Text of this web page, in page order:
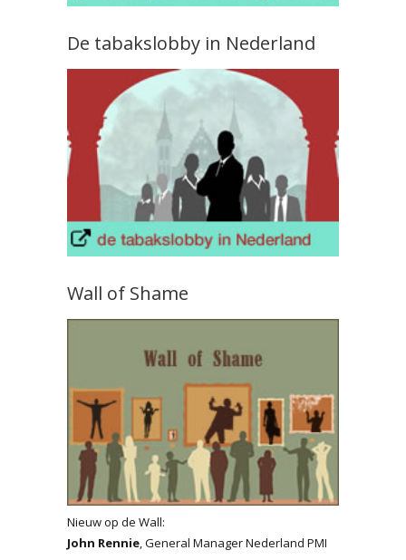
De tabakslobby in Nederland
Wall of Shame
Nieuw op de Wall:
John Rennie, General Manager Nederland PMI